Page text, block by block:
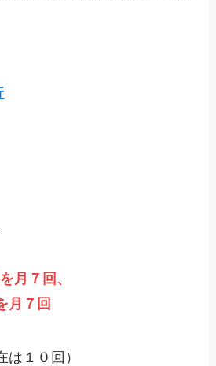
月７回、
月７回
は１０回）